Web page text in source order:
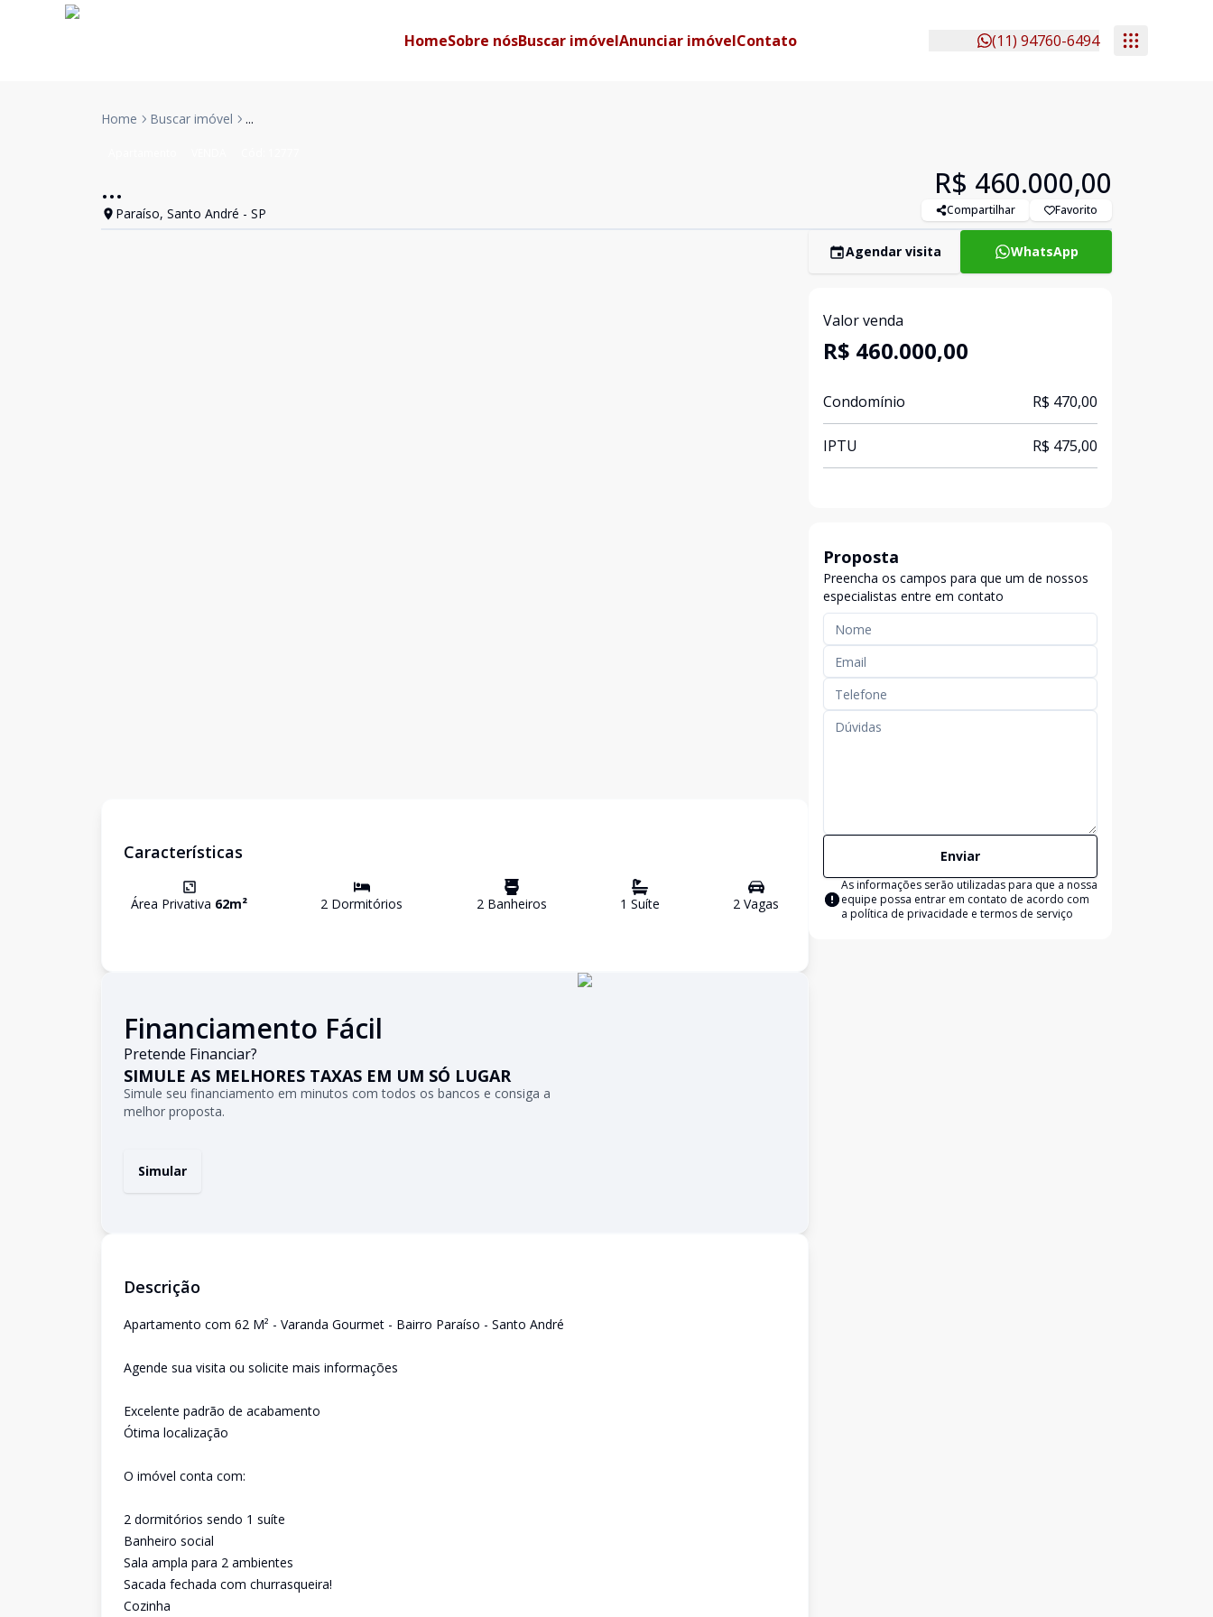
HomeSobre nósBuscar imóvelAnunciar imóvelContato (11) 94760-6494
Home Buscar imóvel ...
...
Paraíso, Santo André - SP
R$ 460.000,00
Compartilhar Favorito
Características
Área Privativa 62m² 2 Dormitórios 2Banheiros 1 Suíte 2 Vagas
Financiamento Fácil
Pretende Financiar?
SIMULE AS MELHORES TAXAS EM UM SÓ LUGAR
Simule seu financiamento em minutos com todos os bancos e consiga a
melhor proposta.
Simular
Descrição
Apartamento com 62 M² - Varanda Gourmet - Bairro Paraíso - Santo André
Agende sua visita ou solicite mais informações
Excelente padrão de acabamento
Ótima localização
O imóvel conta com:
2 dormitórios sendo 1 suíte
Banheiro social
Sala ampla para 2 ambientes
Sacada fechada com churrasqueira!
Cozinha
Agendar visita WhatsApp
Valor venda
R$ 460.000,00
Condomínio R$ 470,00
IPTU R$ 475,00
Proposta
Preencha os campos para que um de nossos
especialistas entre em contato
Enviar
As informações serão utilizadas para que a nossa
equipe possa entrar em contato de acordo com
a política de privacidade e termos de serviço